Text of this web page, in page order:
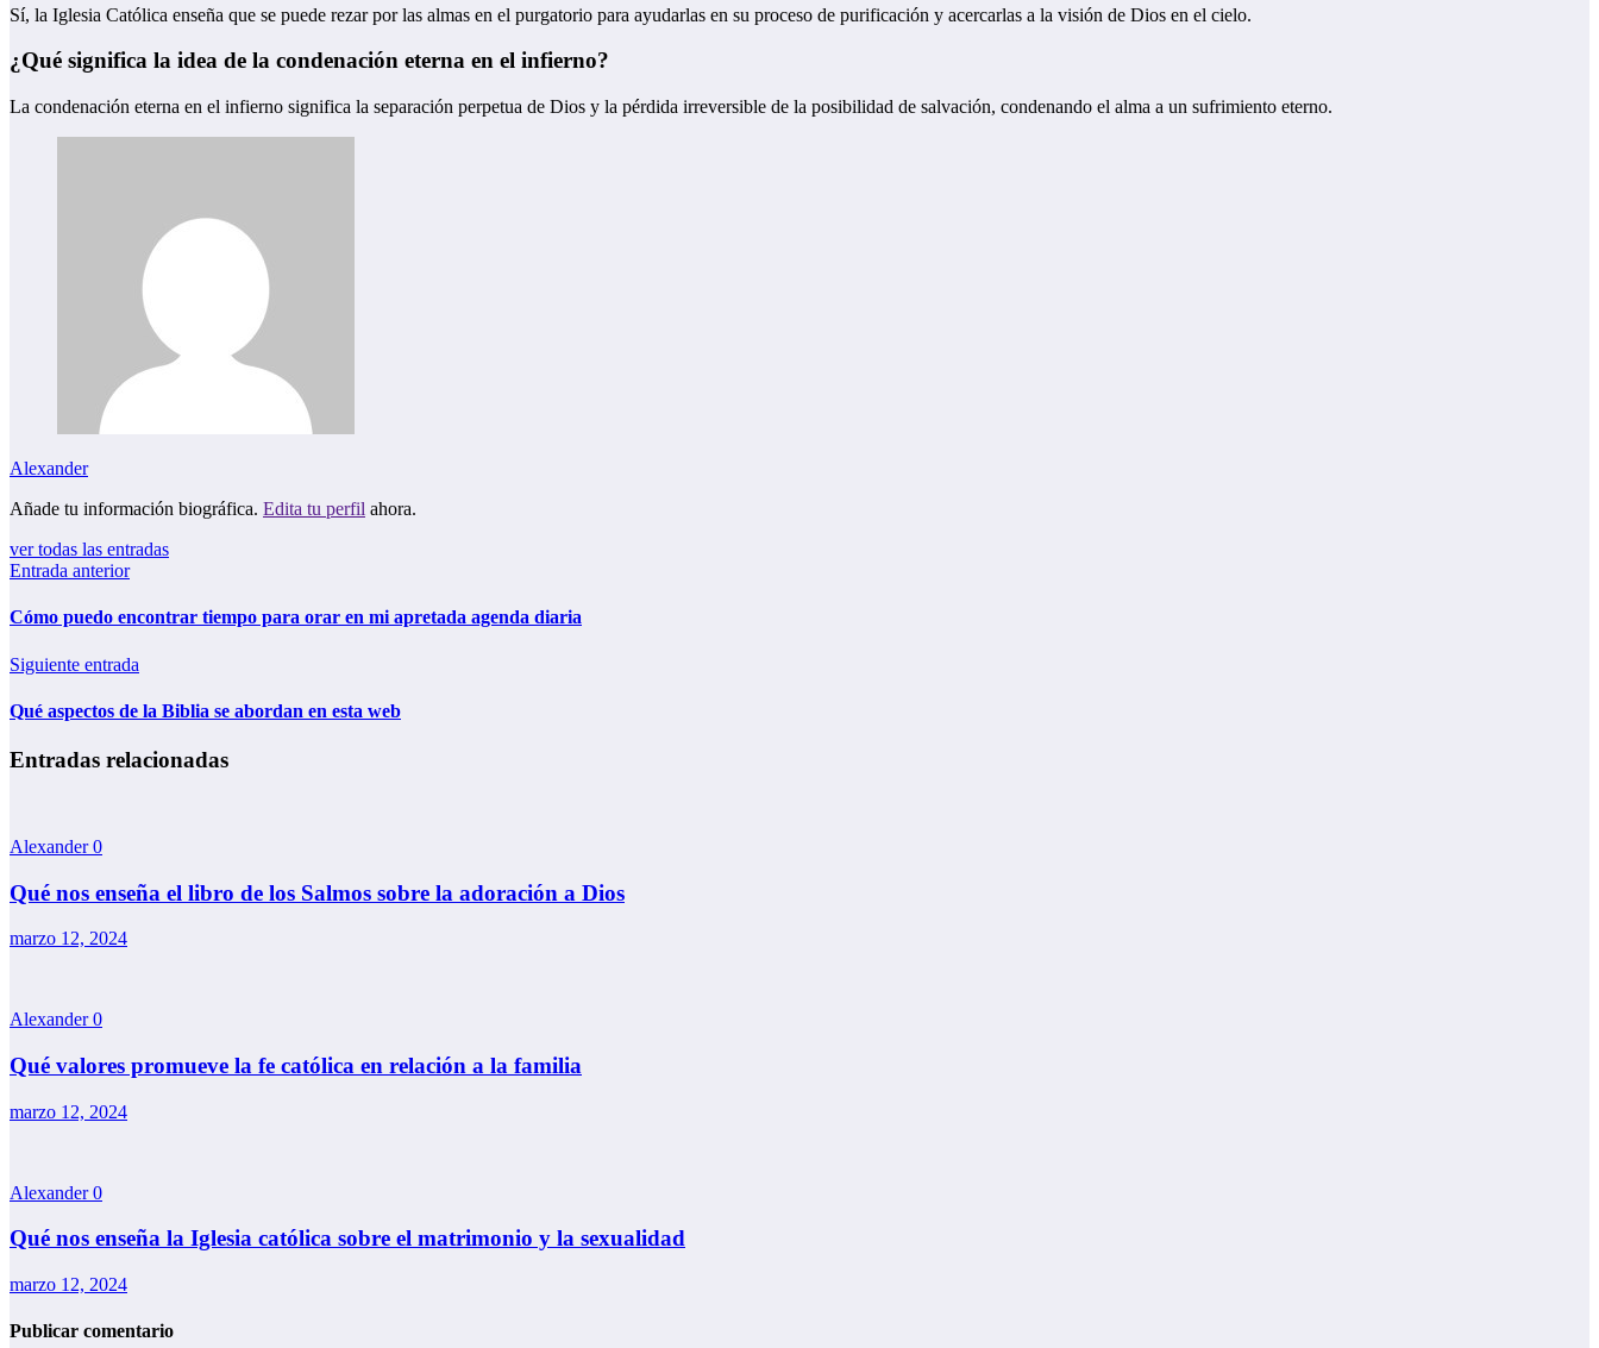
Sí, la Iglesia Católica enseña que se puede rezar por las almas en el purgatorio para ayudarlas en su proceso de purificación y acercarlas a la visión de Dios en el cielo.
¿Qué significa la idea de la condenación eterna en el infierno?
La condenación eterna en el infierno significa la separación perpetua de Dios y la pérdida irreversible de la posibilidad de salvación, condenando el alma a un sufrimiento eterno.
Alexander
Añade tu información biográfica. Edita tu perfil ahora.
ver todas las entradas
Entrada anterior
Cómo puedo encontrar tiempo para orar en mi apretada agenda diaria
Siguiente entrada
Qué aspectos de la Biblia se abordan en esta web
Entradas relacionadas
Alexander0
Qué nos enseña el libro de los Salmos sobre la adoración a Dios
marzo 12, 2024
Alexander0
Qué valores promueve la fe católica en relación a la familia
marzo 12, 2024
Alexander0
Qué nos enseña la Iglesia católica sobre el matrimonio y la sexualidad
marzo 12, 2024
Publicar comentario